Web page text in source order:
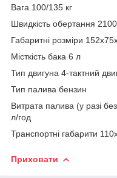
Вага 100/135 кг
Швидкість обертання
Габаритні розміри
Місткість бака 6 л
Тип двигуна 4-тактний
Тип палива бензин
Витрата палива (у разі
л/год
Транспортні габарити
Приховати